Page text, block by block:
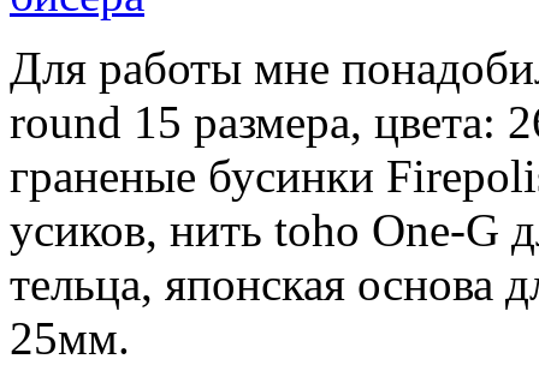
Для работы мне
round 15 размера, цвета:
граненые бусинки
усиков, нить toho One-G
тельца, японская основа
25мм.